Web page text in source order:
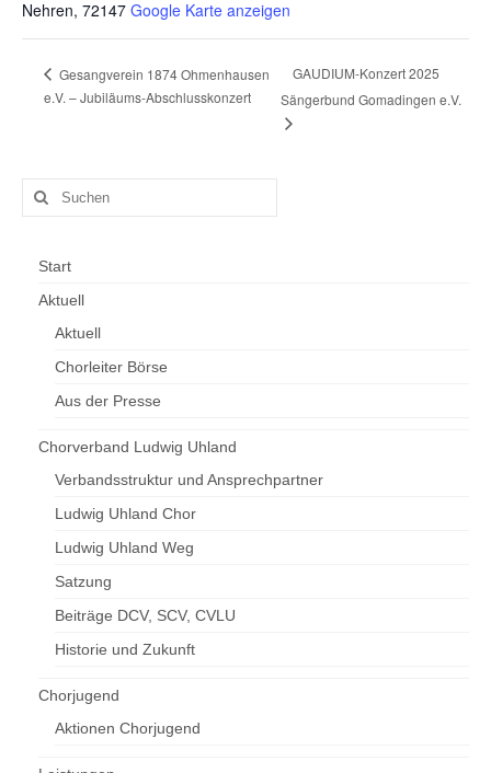
Nehren, 72147 Google Karte anzeigen
Gesangverein 1874 Ohmenhausen
e.V. – Jubiläums-Abschlusskonzert
GAUDIUM-Konzert 2025
Sängerbund Gomadingen e.V.
Suchen
nach:
Start
Aktuell
Aktuell
Chorleiter Börse
Aus der Presse
Chorverband Ludwig Uhland
Verbandsstruktur und Ansprechpartner
Ludwig Uhland Chor
Ludwig Uhland Weg
Satzung
Beiträge DCV, SCV, CVLU
Historie und Zukunft
Chorjugend
Aktionen Chorjugend